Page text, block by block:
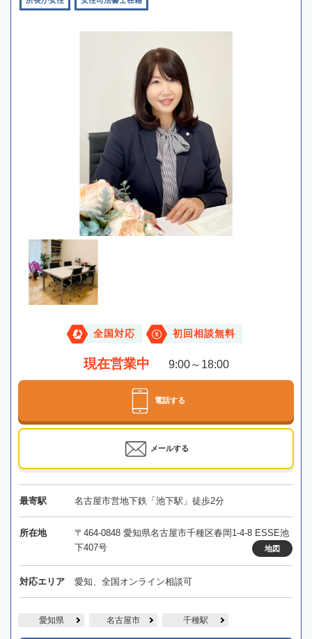
全国対応 初回相談無料
現在営業中 9:00～18:00
電話する
メールする
最寄駅 名古屋市営地下鉄「池下駅」徒歩2分
所在地
〒464-0848 愛知県名古屋市千種区春岡1-4-8 ESSE池
下407号
地図
対応エリア 愛知、全国オンライン相談可
愛知県 名古屋市 千種駅